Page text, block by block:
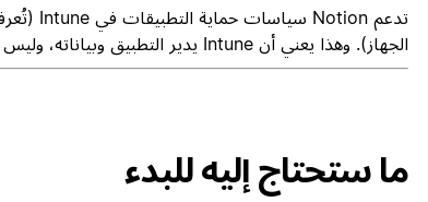
الجهاز). وهذا يعني أن Intune يدير التطبيق وبياناته، وليس الجهاز بأكمله.
ما ستحتاج إليه للبدء